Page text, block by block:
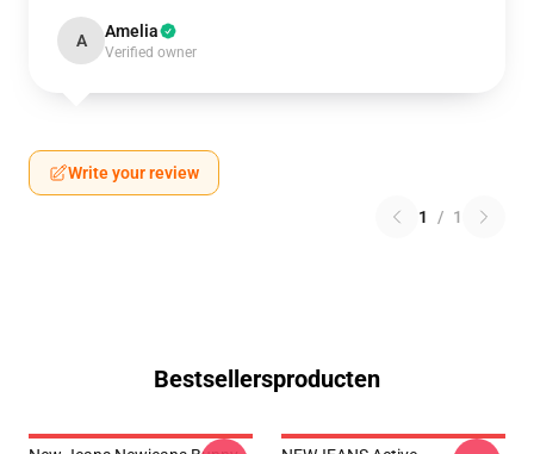
A Amelia
Verified owner
Write your review
1 / 1
Bestsellersproducten